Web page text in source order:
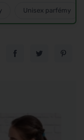
Unisex parfémy